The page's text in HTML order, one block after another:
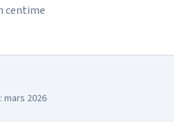
centime
mars 2026